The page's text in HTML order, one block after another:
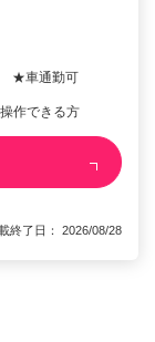
★車通勤可
作できる方
了日： 2026/08/28